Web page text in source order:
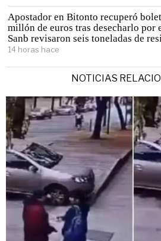
Apostador en Bitonto recuperó
millón de euros tras desecharlo por
Sanb revisaron seis toneladas de
14 horas hace
NOTICIAS